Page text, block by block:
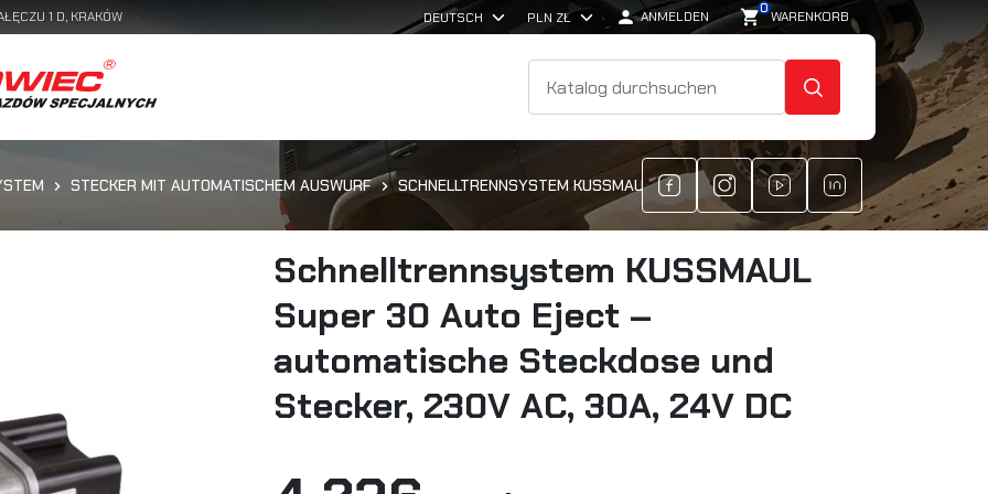
1 D, KRAKÓW  ANMELDEN shopping_cart0WARENKORB
SUCHE
STECKER MIT AUTOMATISCHEM AUSWURF SCHNELLTRENNSYSTEM KUSSMAUL SUPER 30 AUTO EJECT – AUTOMATISCHE
Schnelltrennsystem KUSSMAUL
Super 30 Auto Eject –
automatische Steckdose und
Stecker, 230V AC, 30A, 24V DC